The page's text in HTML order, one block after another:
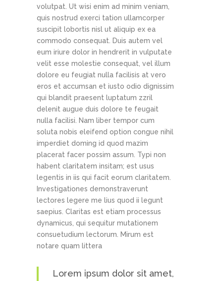
volutpat. Ut wisi enim ad minim veniam,
quis nostrud exerci tation ullamcorper
suscipit lobortis nisl ut aliquip ex ea
commodo consequat. Duis autem vel
eum iriure dolor in hendrerit in vulputate
velit esse molestie consequat, vel illum
dolore eu feugiat nulla facilisis at vero
eros et accumsan et iusto odio dignissim
qui blandit praesent luptatum zzril
delenit augue duis dolore te feugait
nulla facilisi. Nam liber tempor cum
soluta nobis eleifend option congue nihil
imperdiet doming id quod mazim
placerat facer possim assum. Typi non
habent claritatem insitam; est usus
legentis in iis qui facit eorum claritatem.
Investigationes demonstraverunt
lectores legere me lius quod ii legunt
saepius. Claritas est etiam processus
dynamicus, qui sequitur mutationem
consuetudium lectorum. Mirum est
notare quam littera
Lorem ipsum dolor sit amet,